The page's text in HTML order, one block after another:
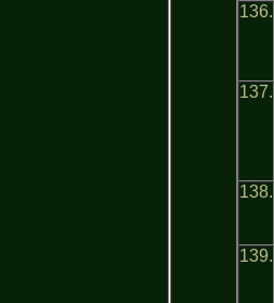
136.
137.
138.
139.